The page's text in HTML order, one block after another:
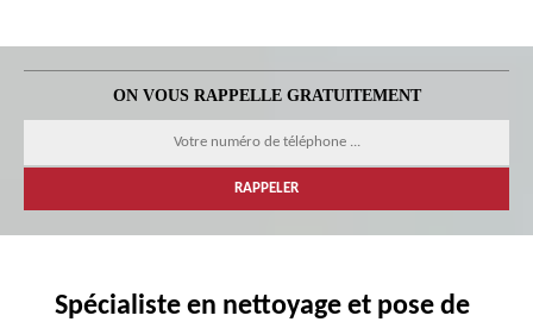
ON VOUS RAPPELLE GRATUITEMENT
Spécialiste en nettoyage et pose de